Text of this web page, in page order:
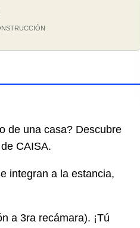
de una casa? Descubre
CAISA.
integran a la estancia,
a 3ra recámara). ¡Tú